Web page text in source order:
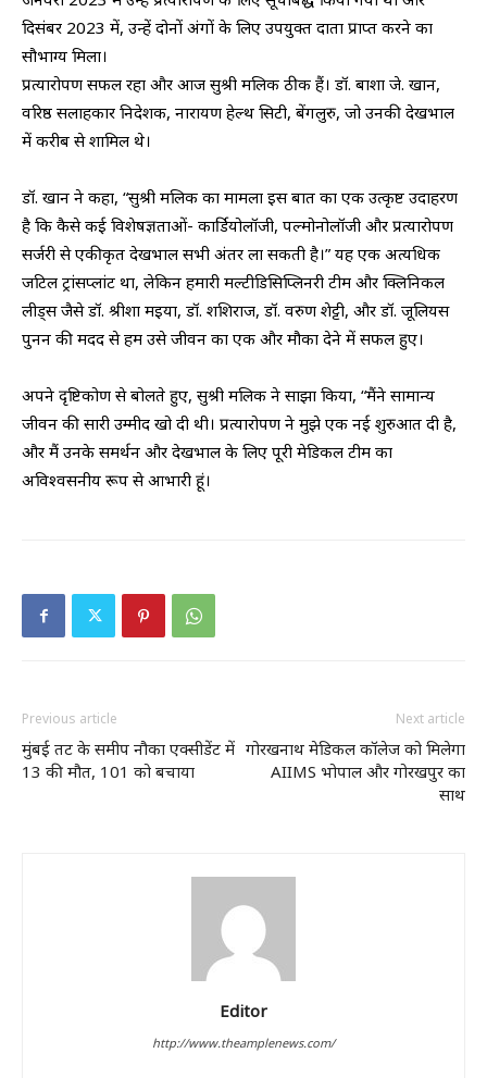
दिसंबर 2023 में, उन्हें दोनों अंगों के लिए उपयुक्त दाता प्राप्त करने का
सौभाग्य मिला।
प्रत्यारोपण सफल रहा और आज सुश्री मलिक ठीक हैं। डॉ. बाशा जे. खान,
वरिष्ठ सलाहकार निदेशक, नारायण हेल्थ सिटी, बेंगलुरु, जो उनकी देखभाल
में करीब से शामिल थे।
डॉ. खान ने कहा, “सुश्री मलिक का मामला इस बात का एक उत्कृष्ट उदाहरण
है कि कैसे कई विशेषज्ञताओं- कार्डियोलॉजी, पल्मोनोलॉजी और प्रत्यारोपण
सर्जरी से एकीकृत देखभाल सभी अंतर ला सकती है।” यह एक अत्यधिक
जटिल ट्रांसप्लांट था, लेकिन हमारी मल्टीडिसिप्लिनरी टीम और क्लिनिकल
लीड्स जैसे डॉ. श्रीशा मइया, डॉ. शशिराज, डॉ. वरुण शेट्टी, और डॉ. जूलियस
पुनन की मदद से हम उसे जीवन का एक और मौका देने में सफल हुए।
अपने दृष्टिकोण से बोलते हुए, सुश्री मलिक ने साझा किया, “मैंने सामान्य
जीवन की सारी उम्मीद खो दी थी। प्रत्यारोपण ने मुझे एक नई शुरुआत दी है,
और मैं उनके समर्थन और देखभाल के लिए पूरी मेडिकल टीम का
अविश्वसनीय रूप से आभारी हूं।
Previous article
मुंबई तट के समीप नौका एक्सीडेंट में
13 की मौत, 101 को बचाया
Next article
गोरखनाथ मेडिकल कॉलेज को मिलेगा
AIIMS भोपाल और गोरखपुर का
साथ
Editor
http://www.theamplenews.com/